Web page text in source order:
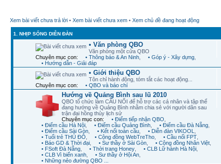
Xem bài viết chưa trả lời • Xem bài viết chưa xem • Xem chủ đề đang hoạt động
1. NHỊP SỐNG DIỄN ĐÀN
• Văn phòng QBO
Văn phòng một cửa QBO
Chuyên mục con:
• Thông báo & An Ninh • Góp ý - Xây dựng
• Hướng dẫn - Giải đáp
• Giới thiệu QBO
Tôn chỉ hành động, tóm tắt các hoạt động...
Chuyên mục con:
• QBO và báo chí
Hướng về Quảng Bình sau lũ 2010
QBO tổ chức làm CẦU NỐI để hỗ trợ các cá nhân và tập thể
đang hướng về Quảng Bình nhằm chia sẻ với người dân sau
trận đại hồng thủy lịch sử
Chuyên mục con:
• Điểm tiếp nhận QBO
• Điểm cầu Hà Nội
• Điểm cầu Quảng Bình • Điểm cầu Đà Nẵng
• Điểm cầu Sài Gòn
• Kết nối toàn cầu • Diễn đàn VIKOOL
• Tuổi trẻ THỦ ĐÔ
• Cộng đồng WebTreTho • Cầu nối FPT
• Báo GD & Thời đại
• Sư thầy ở Sài Gòn • Cộng đồng Nhân Việt
• FSoft Đà Nẵng
• Thời trang Honey • CLB Lữ hành Hà Nội
• CLB Vì biển xanh
• Sư thầy ở Hội An
• Những nẻo đường QBO ...